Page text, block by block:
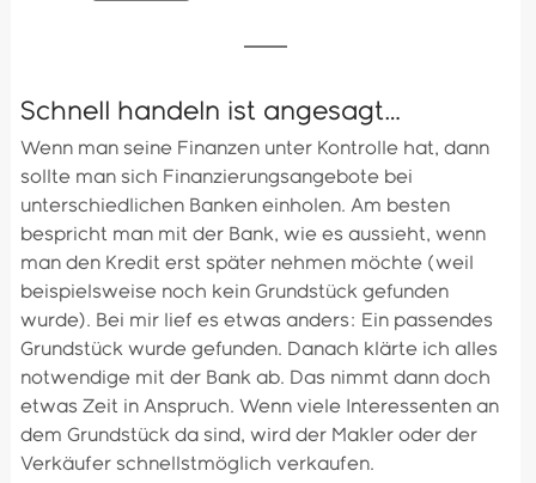
Schnell handeln ist angesagt…
Wenn man seine Finanzen unter Kontrolle hat, dann
sollte man sich Finanzierungsangebote bei
unterschiedlichen Banken einholen. Am besten
bespricht man mit der Bank, wie es aussieht, wenn
man den Kredit erst später nehmen möchte (weil
beispielsweise noch kein Grundstück gefunden
wurde). Bei mir lief es etwas anders: Ein passendes
Grundstück wurde gefunden. Danach klärte ich alles
notwendige mit der Bank ab. Das nimmt dann doch
etwas Zeit in Anspruch. Wenn viele Interessenten an
dem Grundstück da sind, wird der Makler oder der
Verkäufer schnellstmöglich verkaufen.